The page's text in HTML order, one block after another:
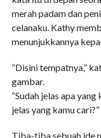
merah padam dan
celanaku. Kathy
menunjukkannya
“Disini tempatnya,”
gambar.
“Sudah jelas apa
jelas yang kamu
Tiba-tiba sebuah ide